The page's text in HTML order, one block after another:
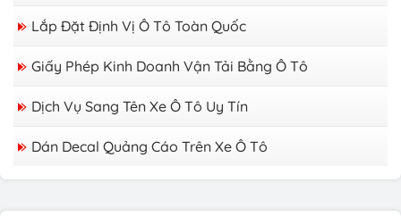
Lắp Đặt Định Vị Ô Tô Toàn Quốc
Giấy Phép Kinh Doanh Vận Tải Bằng Ô Tô
Dịch Vụ Sang Tên Xe Ô Tô Uy Tín
Dán Decal Quảng Cáo Trên Xe Ô Tô
Làm giấy phép liên vận Việt Nam Lào tại Sơn